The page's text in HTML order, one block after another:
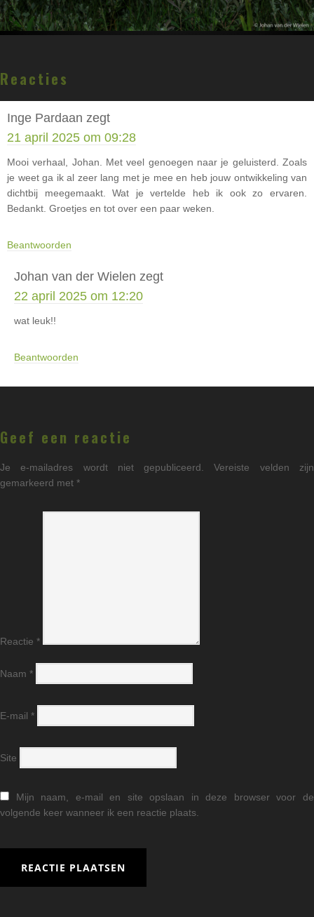
Interacties
Reacties
Inge Pardaan zegt
21 april 2025 om 09:28
Mooi verhaal, Johan. Met veel genoegen naar je geluisterd. Zoals
je weet ga ik al zeer lang met je mee en heb jouw ontwikkeling van
dichtbij meegemaakt. Wat je vertelde heb ik ook zo ervaren.
Bedankt. Groetjes en tot over een paar weken.
Beantwoorden
Johan van der Wielen zegt
22 april 2025 om 12:20
wat leuk!!
Beantwoorden
Geef een reactie
Je e-mailadres wordt niet gepubliceerd.
Vereiste velden zijn
gemarkeerd met *
Reactie *
Naam *
E-mail *
Site
Mijn naam, e-mail en site opslaan in deze browser voor de
volgende keer wanneer ik een reactie plaats.